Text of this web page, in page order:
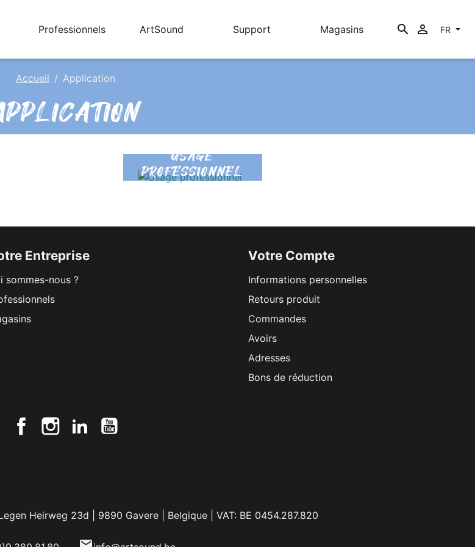
Professionnels ArtSound Support Magasins search  FR
Accueil Application
USAGE
PROFESSIONNEL
Entreprise
sommes-nous ?
Votre Compte
Informations personnelles
Retours produit
Commandes
Avoirs
Adresses
Bons de réduction
Heirweg 23d | 9890 Gavere | Belgique | VAT: BE 0454.287.820